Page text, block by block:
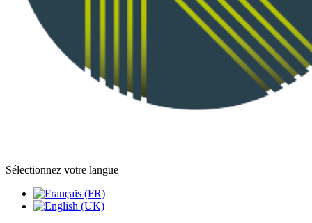
Sélectionnez votre langue